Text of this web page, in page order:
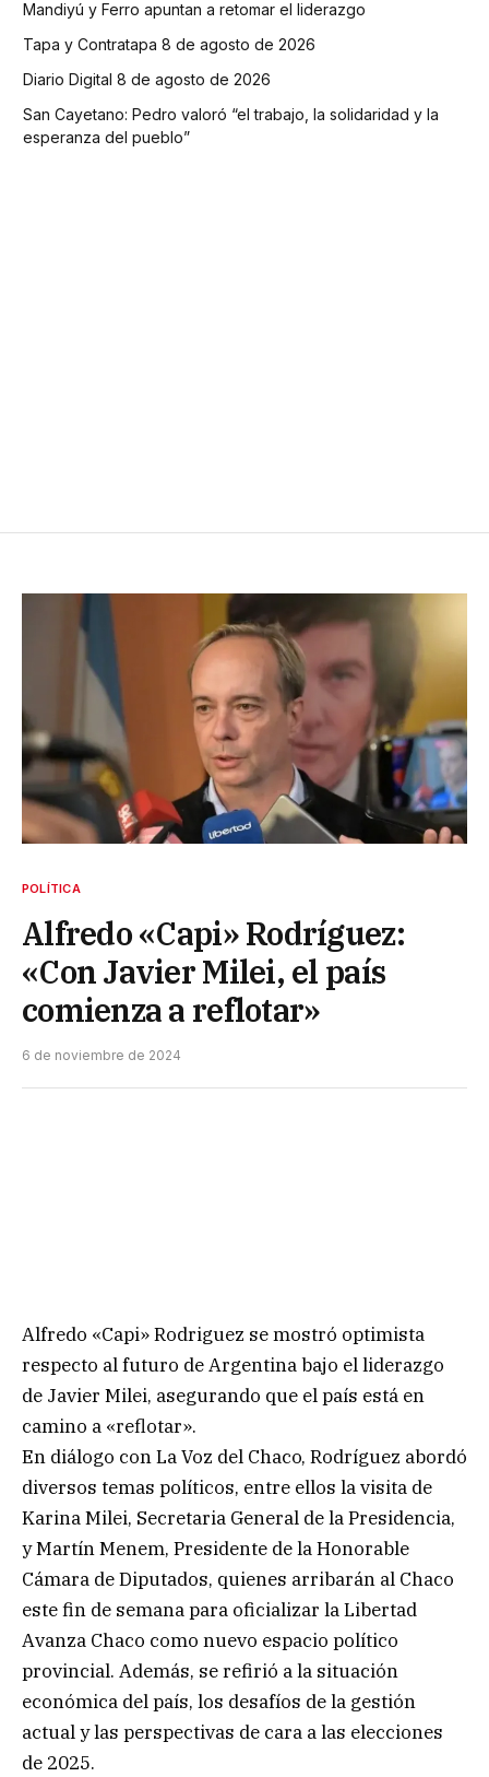
Mandiyú y Ferro apuntan a retomar el liderazgo
Tapa y Contratapa 8 de agosto de 2026
Diario Digital 8 de agosto de 2026
San Cayetano: Pedro valoró “el trabajo, la solidaridad y la
esperanza del pueblo”
POLÍTICA
Alfredo «Capi» Rodríguez:
«Con Javier Milei, el país
comienza a reflotar»
6 de noviembre de 2024
Alfredo «Capi» Rodriguez se mostró optimista
respecto al futuro de Argentina bajo el liderazgo
de Javier Milei, asegurando que el país está en
camino a «reflotar».
En diálogo con La Voz del Chaco, Rodríguez abordó
diversos temas políticos, entre ellos la visita de
Karina Milei, Secretaria General de la Presidencia,
y Martín Menem, Presidente de la Honorable
Cámara de Diputados, quienes arribarán al Chaco
este fin de semana para oficializar la Libertad
Avanza Chaco como nuevo espacio político
provincial. Además, se refirió a la situación
económica del país, los desafíos de la gestión
actual y las perspectivas de cara a las elecciones
de 2025.